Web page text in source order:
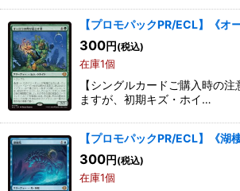
【プロモパックPR/ECL】《
300円 (税込)
在庫1個
【シングルカードご購入時の
ますが、初期キズ・ホイ…
【プロモパックPR/ECL】《湖
300円 (税込)
在庫1個